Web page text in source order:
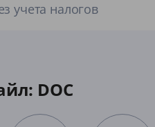
учета налогов
DOC